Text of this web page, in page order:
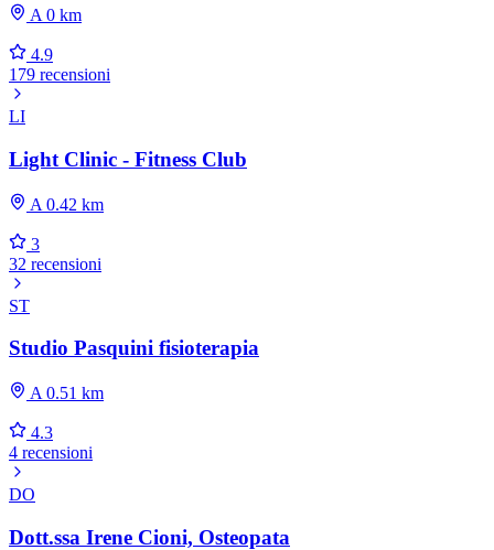
A 0 km
4.9
179 recensioni
LI
Light Clinic - Fitness Club
A 0.42 km
3
32 recensioni
ST
Studio Pasquini fisioterapia
A 0.51 km
4.3
4 recensioni
DO
Dott.ssa Irene Cioni, Osteopata